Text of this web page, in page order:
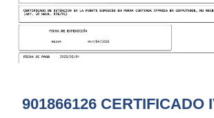
901866126 CERTIFICADO